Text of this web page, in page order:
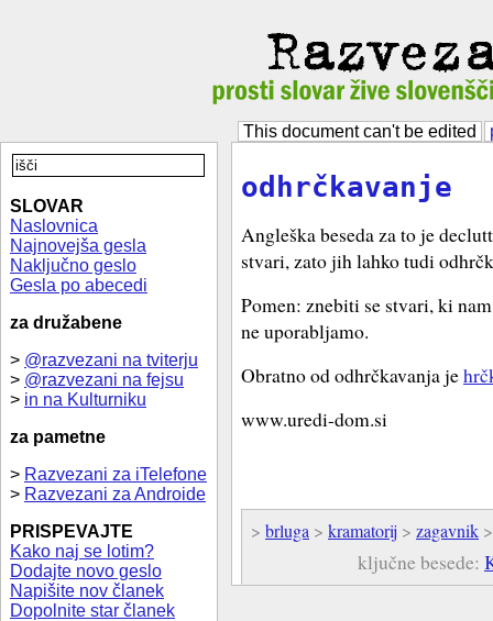
This document can't be edited
SLOVAR
Naslovnica
Najnovejša gesla
Naključno geslo
Gesla po abecedi
za družabene
> @razvezani na tviterju
> @razvezani na fejsu
> in na Kulturniku
za pametne
> Razvezani za iTelefone
> Razvezani za Androide
PRISPEVAJTE
Kako naj se lotim?
Dodajte novo geslo
Napišite nov članek
Dopolnite star članek
odhrčkavanje
Angleška beseda za to je
stvari, zato jih lahko tudi
Pomen: znebiti se stvari, ki
ne uporabljamo.
Obratno od odhrčkavanja je
www.uredi-dom.si
> brluga > kramatorij > zagavnik
ključne besede: